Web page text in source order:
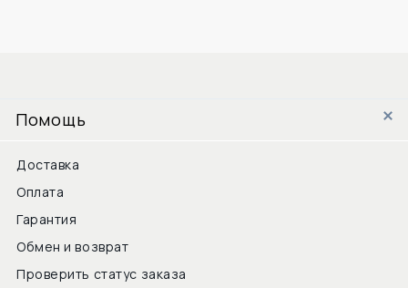
Помощь
Доставка
Оплата
Гарантия
Обмен и возврат
Проверить статус заказа